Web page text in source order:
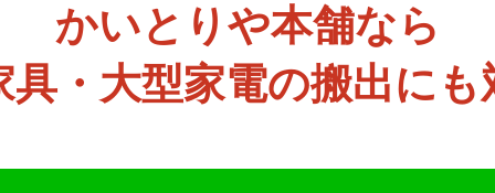
かいとりや本舗なら
具・大型家電の搬出にも